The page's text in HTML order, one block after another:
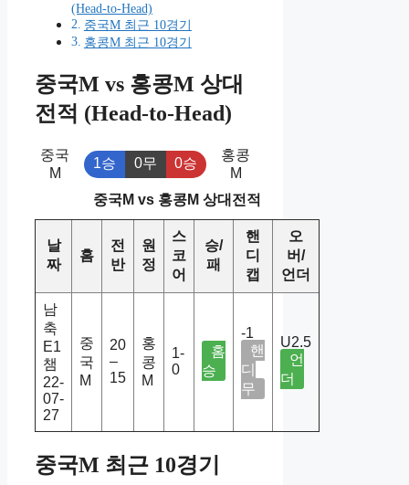
(Head-to-Head)
중국M 최근 10경기
홍콩M 최근 10경기
중국M vs 홍콩M 상대
전적 (Head-to-Head)
중국
M
1승 0무 0승
홍콩
M
중국M vs 홍콩M 상대전적
날
짜
홈
전
반
원
정
스
코
어
승/
패
핸
디
캡
오
버/
언더
남
축
E1
챔
22-
07-
27
중
국
M
20
–
15
홍
콩
M
1-
0
홈
승
-1
핸
디
무
U2.5
언
더
중국M 최근 10경기